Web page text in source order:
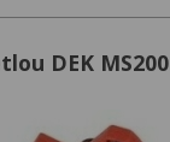
DEK MS200